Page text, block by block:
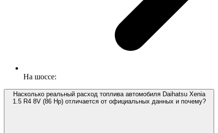
На шоссе:
Насколько реальный расход топлива автомобиля Daihatsu Xenia
1.5 R4 8V (86 Hp) отличается от официальных данных и почему?